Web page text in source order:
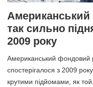
так сильно
2009 року
Американський фондовий
спостерігалося з 2009
крутими підйомами, як